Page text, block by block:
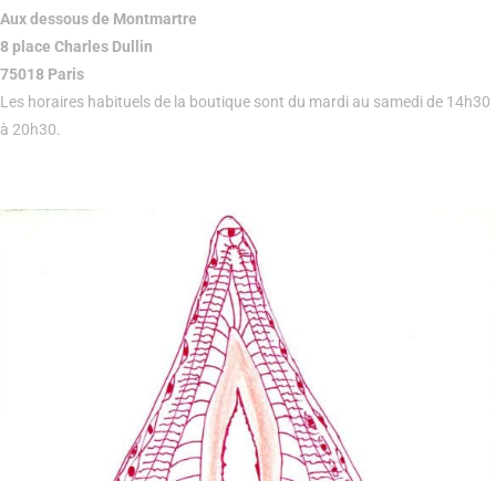
Aux dessous de Montmartre
8 place Charles Dullin
75018 Paris
Les horaires habituels de la boutique sont du mardi au samedi de 14h30
à 20h30.